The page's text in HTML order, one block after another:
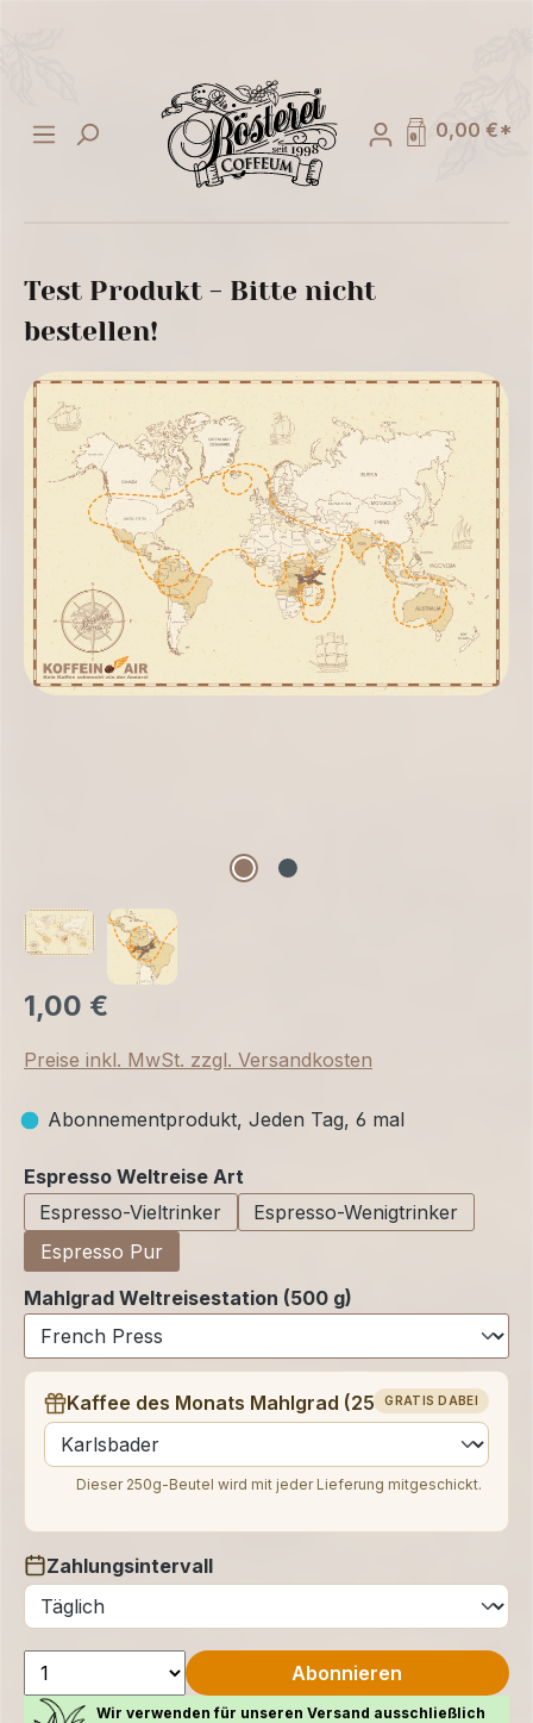
0,00 €*
Test Produkt - Bitte nicht
bestellen!
1,00 €
Preise inkl. MwSt. zzgl. Versandkosten
Abonnementprodukt, Jeden Tag, 6 mal
Espresso Weltreise Art
Espresso-Vieltrinker
Espresso-Wenigtrinker
Espresso Pur
Mahlgrad Weltreisestation (500 g)
GRATIS DABEI
Kaffee des Monats Mahlgrad (250 g)
auswählen
Dieser 250g-Beutel wird mit jeder Lieferung mitgeschickt.
Zahlungsintervall
auswählen
Abonnieren
Wir verwenden für unseren Versand ausschließlich